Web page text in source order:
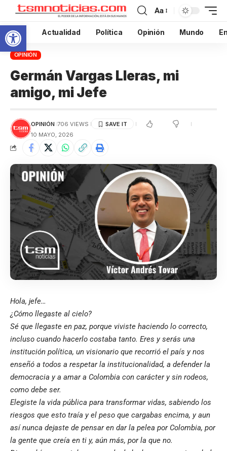
Abrir barra de herramientas
Aa
Inicio Actualidad Política Opinión Mundo
OPINIÓN
Germán Vargas Lleras, mi
amigo, mi Jefe
OPINIÓN 706 VIEWS
10 MAYO, 2026
Hola, jefe…
¿Cómo llegaste al cielo?
Sé que llegaste en paz, porque viviste haciendo lo correcto,
incluso cuando hacerlo costaba tanto. Eres y serás una
institución política, un visionario que recorrió el país y nos
enseñó a todos a respetar la institucionalidad, a defender la
democracia y a amar a Colombia con carácter y sin rodeos,
como debe ser.
Elegiste la vida pública para transformar vidas, sabiendo los
riesgos que esto traía y el peso que cargabas encima, y aun
así nunca dejaste de pensar en dar la pelea por Colombia, por
la gente que creía en ti y, aún más, por la que no.